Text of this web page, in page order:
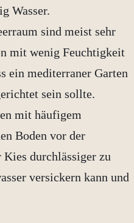
Wasser.
sind meist sehr
mit wenig Feuchtigkeit
ein mediterraner Garten
sein sollte.
mit häufigem
Boden vor der
durchlässiger zu
versickern kann und